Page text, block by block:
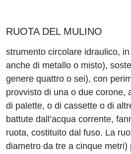
RUOTA DEL MULINO
strumento circolare idraulico,
anche di metallo o misto),
genere quattro o sei), con
provvisto di una o due corone,
di palette, o di cassette o di
battute dall’acqua corrente,
ruota, costituito dal fuso. La
diametro da tre a cinque metri)